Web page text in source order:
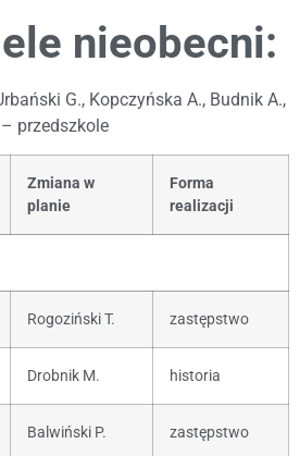
nieobecni:
G., Kopczyńska A., Budnik A.,
przedszkole
Zmiana w
planie
Forma
realizacji
Rogoziński T. zastępstwo
Drobnik M. historia
Balwiński P. zastępstwo